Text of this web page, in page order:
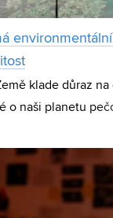
klade důraz
o naši planetu